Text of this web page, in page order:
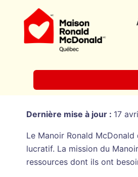
Dernière mise à jour : 17
Le Manoir Ronald McDonald
lucratif. La mission du
ressources dont ils ont